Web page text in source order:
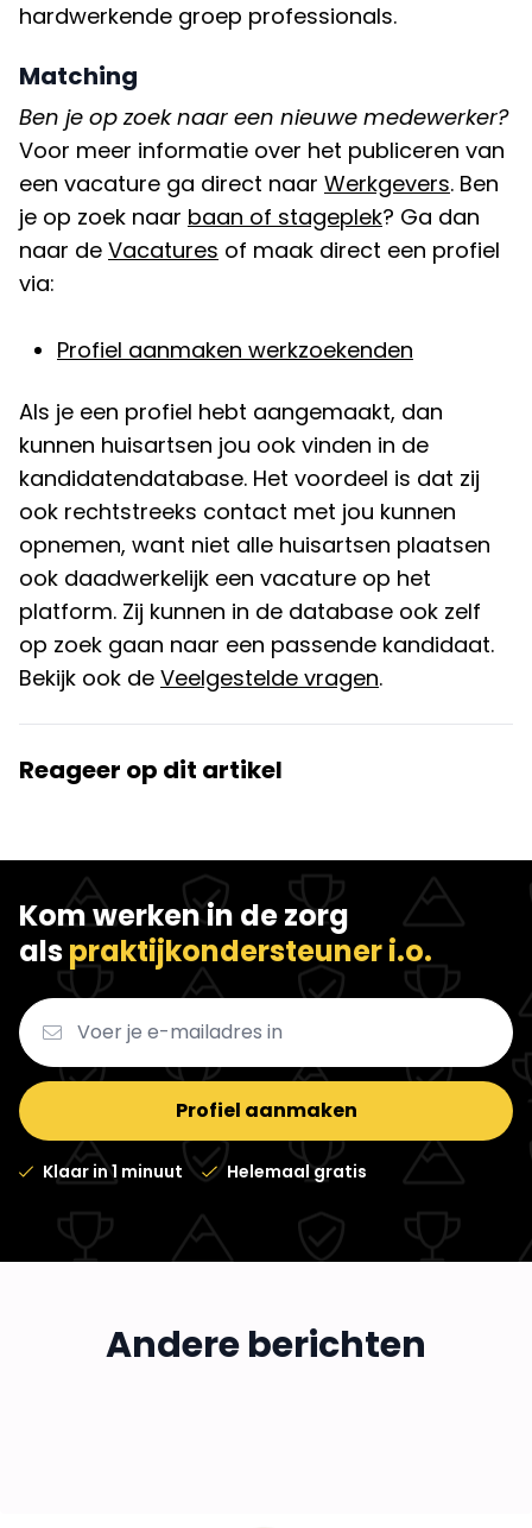
hardwerkende groep professionals.
Matching
Ben je op zoek naar een nieuwe medewerker?
Voor meer informatie over het publiceren van
een vacature ga direct naar Werkgevers. Ben
je op zoek naar baan of stageplek? Ga dan
naar de Vacatures of maak direct een profiel
via:
Profiel aanmaken werkzoekenden
Als je een profiel hebt aangemaakt, dan
kunnen huisartsen jou ook vinden in de
kandidatendatabase. Het voordeel is dat zij
ook rechtstreeks contact met jou kunnen
opnemen, want niet alle huisartsen plaatsen
ook daadwerkelijk een vacature op het
platform. Zij kunnen in de database ook zelf
op zoek gaan naar een passende kandidaat.
Bekijk ook de Veelgestelde vragen.
Reageer op dit artikel
Kom werken in de zorg
alspraktijkondersteuner i.o.
Profiel aanmaken
Klaar in 1 minuut Helemaal gratis
Andere berichten
bijbaan?
22 jul 2026 3 min
Steviger in je schoenen staan doe je
Artsen als influencers? In gesprek